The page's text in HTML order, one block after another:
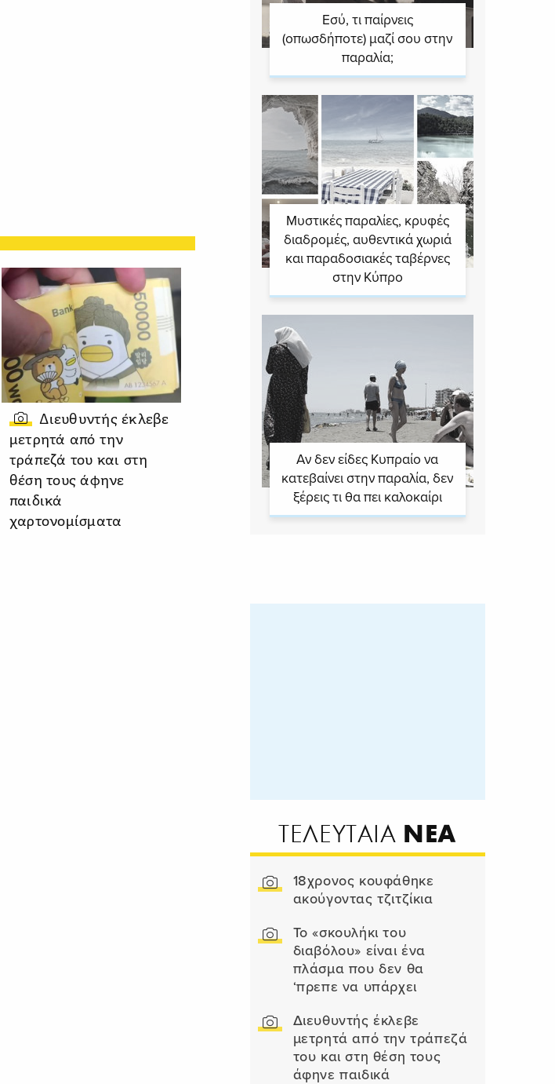
Διευθυντής έκλεβε
μετρητά από την
τράπεζά του και στη
θέση τους άφηνε
παιδικά
χαρτονομίσματα
Εσύ, τι παίρνεις
(οπωσδήποτε) μαζί σου στην
παραλία;
Μυστικές παραλίες, κρυφές
διαδρομές, αυθεντικά χωριά
και παραδοσιακές ταβέρνες
στην Κύπρο
Αν δεν είδες Κυπραίο να
κατεβαίνει στην παραλία, δεν
ξέρεις τι θα πει καλοκαίρι
ΤΕΛΕΥΤΑΙΑ ΝΕΑ
18χρονος κουφάθηκε
ακούγοντας τζιτζίκια
Το «σκουλήκι του
διαβόλου» είναι ένα
πλάσμα που δεν θα
‘πρεπε να υπάρχει
Διευθυντής έκλεβε
μετρητά από την τράπεζά
του και στη θέση τους
άφηνε παιδικά